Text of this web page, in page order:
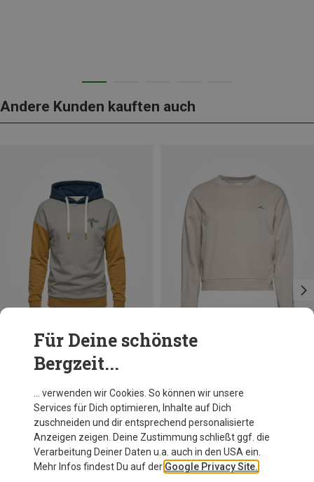
Andere Kunden kauften auch
Kinder Curitiba Carabiner Hoodie
Für Deine schönste
Bergzeit...
… verwenden wir Cookies. So können wir unsere
Services für Dich optimieren, Inhalte auf Dich
zuschneiden und dir entsprechend personalisierte
Anzeigen zeigen. Deine Zustimmung schließt ggf. die
Verarbeitung Deiner Daten u.a. auch in den USA ein.
Mehr Infos findest Du auf der Google Privacy Site.